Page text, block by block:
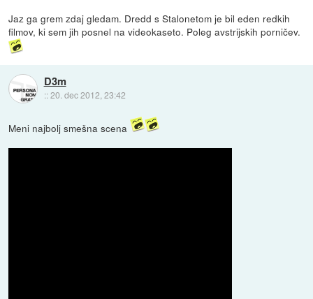
Jaz ga grem zdaj gledam. Dredd s Stalonetom je bil eden redkih
filmov, ki sem jih posnel na videokaseto. Poleg avstrijskih porničev.
D3m
::20. dec 2012, 23:42
Meni najbolj smešna scena